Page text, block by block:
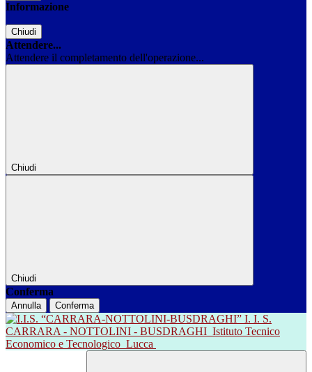
Informazione
Chiudi
Attendere...
Attendere il completamento dell'operazione...
Chiudi
Chiudi
Conferma
Annulla Conferma
I. I. S.
CARRARA - NOTTOLINI - BUSDRAGHI Istituto Tecnico
Economico e Tecnologico Lucca